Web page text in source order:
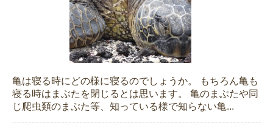
亀は寝る時にどの様に寝るのでしょうか。 もちろん亀も
寝る時はまぶたを閉じるとは思います。 亀のまぶたや同
じ爬虫類のまぶた等、知っている様で知らない亀...